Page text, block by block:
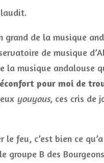
de la musique
de musique
la musique andalouse
pour moi de
youyous, ces cris de
feu, c’est bien ce
groupe B des